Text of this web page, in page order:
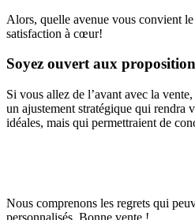
Alors, quelle avenue vous convient
satisfaction à cœur!
Soyez ouvert aux
Si vous allez de l’avant avec la
un ajustement stratégique qui rendra
idéales, mais qui permettraient de
Nous comprenons les regrets qui
personnalisés. Bonne vente !